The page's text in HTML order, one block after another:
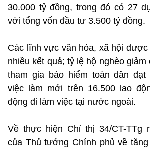
30.000 tỷ đồng, trong đó có 27
với tổng vốn đầu tư 3.500 tỷ đồng.
Các lĩnh vực văn hóa, xã hội
nhiều kết quả; tỷ lệ hộ nghèo giảm
tham gia bảo hiểm toàn dân đạt
việc làm mới trên 16.500 lao
động đi làm việc tại nước ngoài.
Về thực hiện Chỉ thị 34/CT-TTg
của Thủ tướng Chính phủ về